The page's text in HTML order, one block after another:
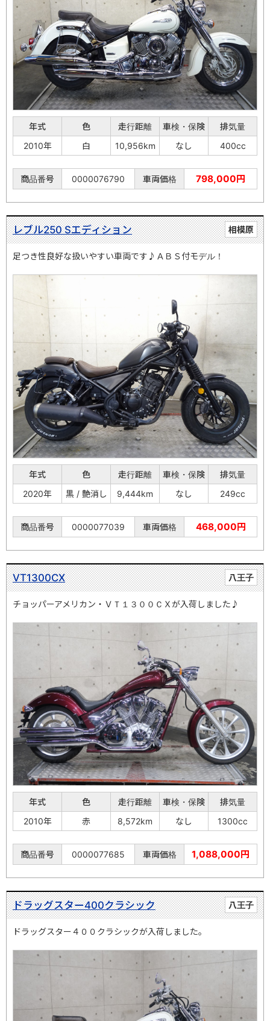
年式 色 走行距離 車検・保険
排気量
2010年
白 10,956km なし 400cc
商品番号 0000076790 車両価格 798,000円
相模原
レブル250 Sエディション
足つき性良好な扱いやすい車両です♪ＡＢＳ付モデル！
年式 色 走行距離 車検・保険
排気量
2020年
黒 / 艶消し 9,444km なし 249cc
商品番号 0000077039 車両価格 468,000円
八王子
VT1300CX
チョッパーアメリカン・ＶＴ１３００ＣＸが入荷しました♪
年式 色 走行距離 車検・保険
排気量
2010年
赤 8,572km なし 1300cc
商品番号 0000077685 車両価格 1,088,000円
八王子
ドラッグスター400クラシック
ドラッグスター４００クラシックが入荷しました。